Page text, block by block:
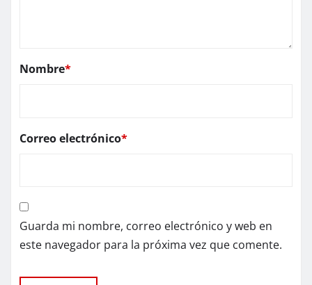
Nombre*
Correo electrónico*
Guarda mi nombre, correo electrónico y web en
este navegador para la próxima vez que comente.